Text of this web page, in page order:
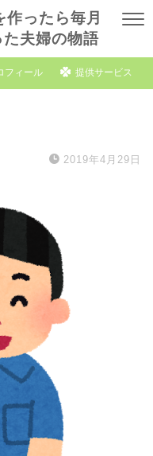
ったら毎月
夫婦の物語
フィール 提供サービス
2019年4月29日